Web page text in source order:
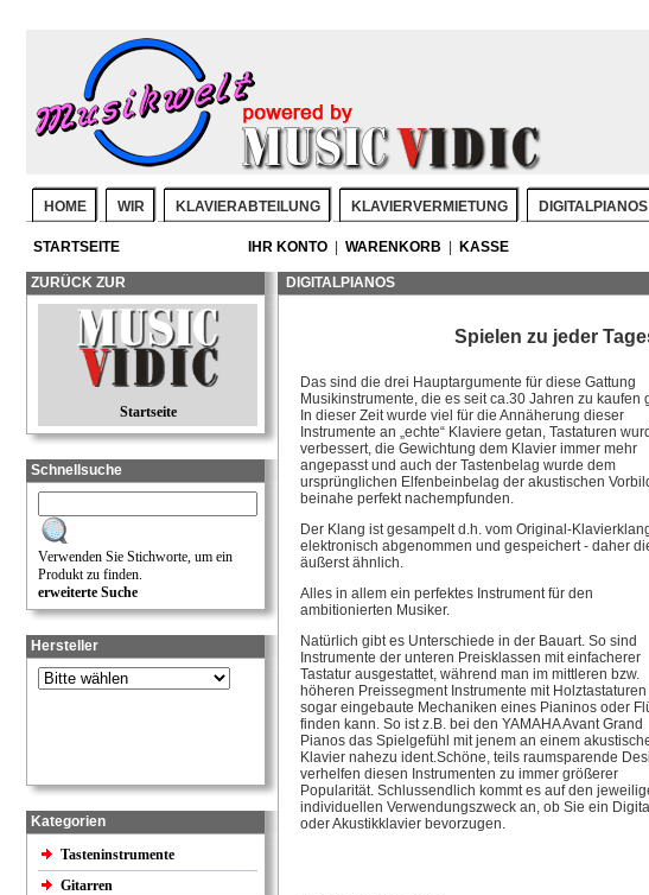
HOME WIR KLAVIERABTEILUNG KLAVIERVERMIETUNG DIGITALPIANOS
STARTSEITE IHR KONTO WARENKORB KASSE
ZURÜCK ZUR
Startseite
Schnellsuche
Verwenden Sie Stichworte, um ein
Produkt zu finden.
erweiterte Suche
Hersteller
Kategorien
Tasteninstrumente
Gitarren
DIGITALPIANOS
Spielen zu jeder
Das sind die drei Hauptargumente für diese Gattung
Musikinstrumente, die es seit ca.30 Jahren zu kaufen
In dieser Zeit wurde viel für die Annäherung dieser
Instrumente an „echte“ Klaviere getan, Tastaturen
verbessert, die Gewichtung dem Klavier immer mehr
angepasst und auch der Tastenbelag wurde dem
ursprünglichen Elfenbeinbelag der akustischen
beinahe perfekt nachempfunden.
Der Klang ist gesampelt d.h. vom Original-
elektronisch abgenommen und gespeichert - daher
äußerst ähnlich.
Alles in allem ein perfektes Instrument für den
ambitionierten Musiker.
Natürlich gibt es Unterschiede in der Bauart. So sind
Instrumente der unteren Preisklassen mit einfacherer
Tastatur ausgestattet, während man im mittleren bzw.
höheren Preissegment Instrumente mit Holztastaturen
sogar eingebaute Mechaniken eines Pianinos oder
finden kann. So ist z.B. bei den YAMAHA Avant Grand
Pianos das Spielgefühl mit jenem an einem
Klavier nahezu ident.Schöne, teils raumsparende
verhelfen diesen Instrumenten zu immer größerer
Popularität. Schlussendlich kommt es auf den
individuellen Verwendungszweck an, ob Sie ein
oder Akustikklavier bevorzugen.